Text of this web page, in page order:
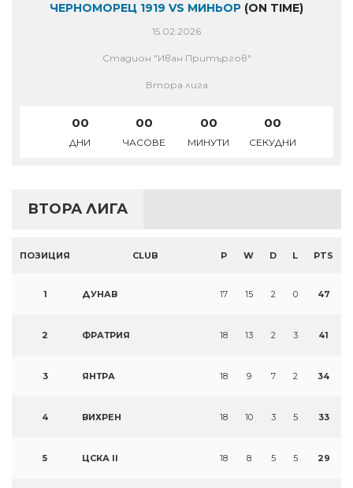
ЧЕРНОМОРЕЦ 1919 VS МИНЬОР (ON TIME)
15.02.2026
Стадион "Иван Притъргов"
Втора лига
00
ДНИ
00
ЧАСОВЕ
00
МИНУТИ
00
СЕКУДНИ
ВТОРА ЛИГА
ПОЗИЦИЯ CLUB P W D L PTS
1 ДУНАВ 17 15 2 0 47
2 ФРАТРИЯ 18 13 2 3 41
3 ЯНТРА 18 9 7 2 34
4 ВИХРЕН 18 10 3 5 33
5 ЦСКА II 18 8 5 5 29